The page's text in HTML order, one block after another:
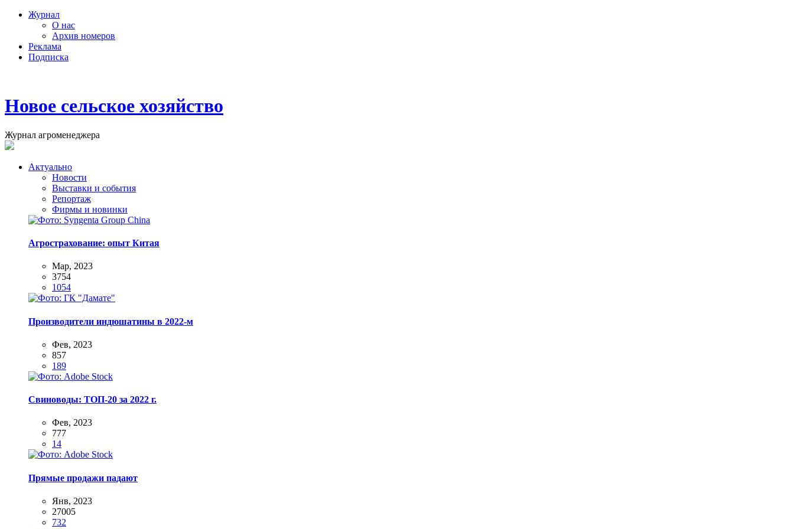
Журнал
О нас
Архив номеров
Реклама
Подписка
Новое сельское хозяйство
Журнал агроменеджера
Актуально
Новости
Выставки и события
Репортаж
Фирмы и новинки
Агрострахование: опыт Китая
Мар, 2023
3754
1054
Производители индюшатины в 2022-м
Фев, 2023
857
189
Свиноводы: ТОП-20 за 2022 г.
Фев, 2023
777
14
Прямые продажи падают
Янв, 2023
27005
732